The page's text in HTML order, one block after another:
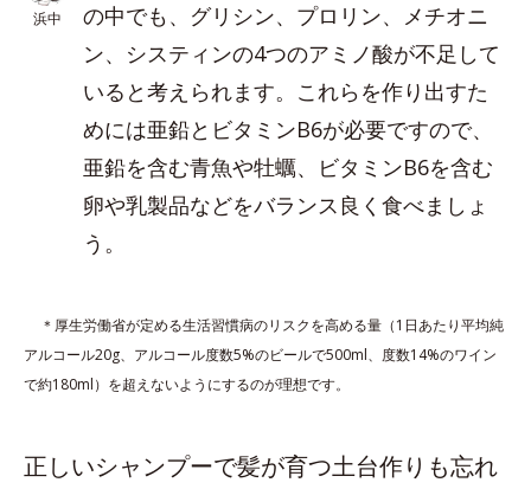
浜中
の中でも、グリシン、プロリン、メチオニ
ン、システィンの4つのアミノ酸が不足して
いると考えられます。これらを作り出すた
めには亜鉛とビタミンB6が必要ですので、
亜鉛を含む青魚や牡蠣、ビタミンB6を含む
卵や乳製品などをバランス良く食べましょ
う。
＊厚生労働省が定める生活習慣病のリスクを高める量（1日あたり平均純
アルコール20g、アルコール度数5%のビールで500ml、度数14%のワイン
で約180ml）を超えないようにするのが理想です。
正しいシャンプーで髪が育つ土台作りも忘れ